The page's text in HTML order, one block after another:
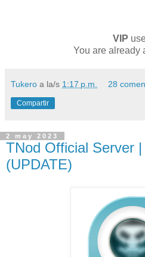
VIP
You are already
Tukero a la/s 1:17 p.m. 28
Compartir
2 may 2023
TNod Official Server
(UPDATE)